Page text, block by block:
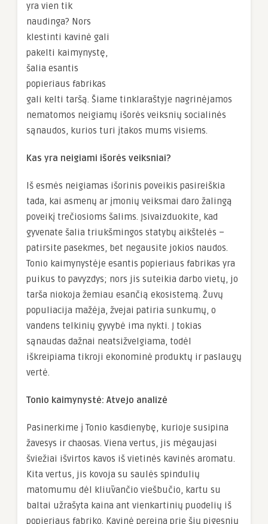
yra vien tik
naudinga? Nors
klestinti kavinė gali
pakelti kaimynystę,
šalia esantis
popieriaus fabrikas
gali kelti taršą. Šiame tinklaraštyje nagrinėjamos
nematomos neigiamų išorės veiksnių socialinės
sąnaudos, kurios turi įtakos mums visiems.
Kas yra neigiami išorės veiksniai?
Iš esmės neigiamas išorinis poveikis pasireiškia
tada, kai asmenų ar įmonių veiksmai daro žalingą
poveikį trečiosioms šalims. Įsivaizduokite, kad
gyvenate šalia triukšmingos statybų aikštelės –
patirsite pasekmes, bet negausite jokios naudos.
Tonio kaimynystėje esantis popieriaus fabrikas yra
puikus to pavyzdys; nors jis suteikia darbo vietų, jo
tarša niokoja žemiau esančią ekosistemą. Žuvų
populiacija mažėja, žvejai patiria sunkumų, o
vandens telkinių gyvybė ima nykti. Į tokias
sąnaudas dažnai neatsižvelgiama, todėl
iškreipiama tikroji ekonominė produktų ir paslaugų
vertė.
Tonio kaimynystė: Atvejo analizė
Pasinerkime į Tonio kasdienybę, kurioje susipina
žavesys ir chaosas. Viena vertus, jis mėgaujasi
šviežiai išvirtos kavos iš vietinės kavinės aromatu.
Kita vertus, jis kovoja su saulės spindulių
matomumu dėl kliūvančio viešbučio, kartu su
baltai užrašyta kaina ant vienkartinių puodelių iš
popieriaus fabriko. Kavinė pereina prie šių pigesnių